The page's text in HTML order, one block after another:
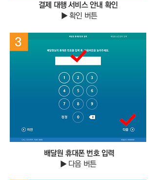
​​결제 대행 서비스 안내 확인
▶ 확인 버튼
배달원 휴대폰 번호 입력
▶ 다음 버튼